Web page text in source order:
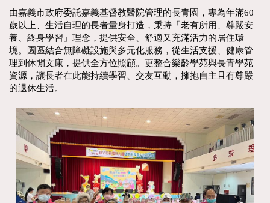
由嘉義市政府委託嘉義基督教醫院管理的長青園，專為年滿60
歲以上、生活自理的長者量身打造，秉持「老有所用、尊嚴安
養、終身學習」理念，提供安全、舒適又充滿活力的居住環
境。園區結合無障礙設施與多元化服務，從生活支援、健康管
理到休閒文康，提供全方位照顧。更整合樂齡學苑與長青學苑
資源，讓長者在此能持續學習、交友互動，擁抱自主且有尊嚴
的退休生活。